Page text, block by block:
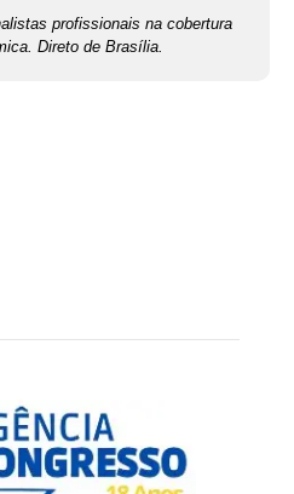
profissionais na cobertura
Direto de Brasília.